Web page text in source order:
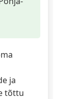
ja
tõttu